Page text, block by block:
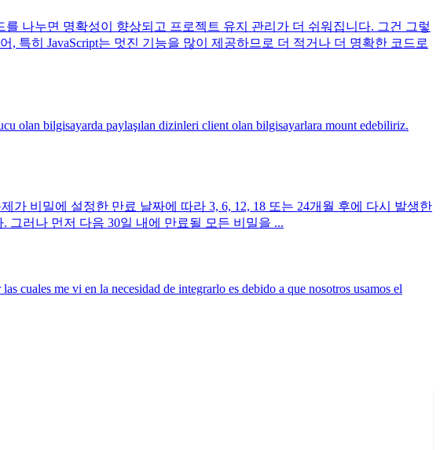
나누면 명확성이 향상되고 프로젝트 유지 관리가 더 쉬워집니다. 그건 그렇
특히 JavaScript는 멋진 기능을 많이 제공하므로 더 적거나 더 명확한 코드로
olan bilgisayarda paylaşılan dizinleri client olan bilgisayarlara mount edebiliriz.
비밀에 설정한 만료 날짜에 따라 3, 6, 12, 18 또는 24개월 후에 다시 발생한
그러나 먼저 다음 30일 내에 만료될 모든 비밀을 ...
cuales me vi en la necesidad de integrarlo es debido a que nosotros usamos el